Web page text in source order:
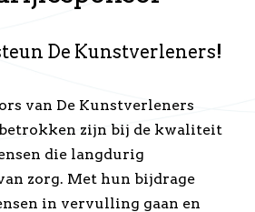
De Kunstverleners!
van De Kunstverleners
betrokken zijn bij de kwaliteit
die langdurig
zorg. Met hun bijdrage
in vervulling gaan en